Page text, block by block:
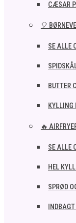
CÆSAR
🎈
SE ALLE
BUTTER
KYLLING
🔥
SE ALLE
HEL
SPRØD